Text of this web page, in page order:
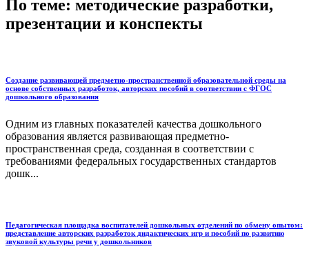
По теме: методические разработки,
презентации и конспекты
Создание развивающей предметно-пространственной образовательной среды на
основе собственных разработок, авторских пособий в соответствии с ФГОС
дошкольного образования
Одним из главных показателей качества дошкольного
образования является развивающая предметно-
пространственная среда, созданная в соответствии с
требованиями федеральных государственных стандартов
дошк...
Педагогическая площадка воспитателей дошкольных отделений по обмену опытом:
представление авторских разработок дидактических игр и пособий по развитию
звуковой культуры речи у дошкольников